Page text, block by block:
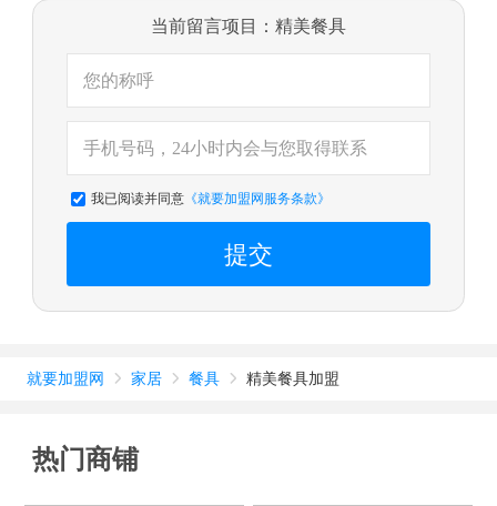
当前留言项目：精美餐具
我已阅读并同意《就要加盟网服务条款》
提交
就要加盟网  家居  餐具  精美餐具加盟
热门商铺